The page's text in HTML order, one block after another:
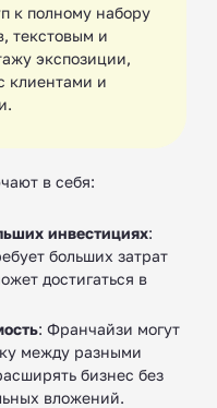
к полному набору
текстовым и
экспозиции,
клиентами и
в себя:
инвестициях:
больших затрат
достигаться в
: Франчайзи могут
между разными
бизнес без
вложений.